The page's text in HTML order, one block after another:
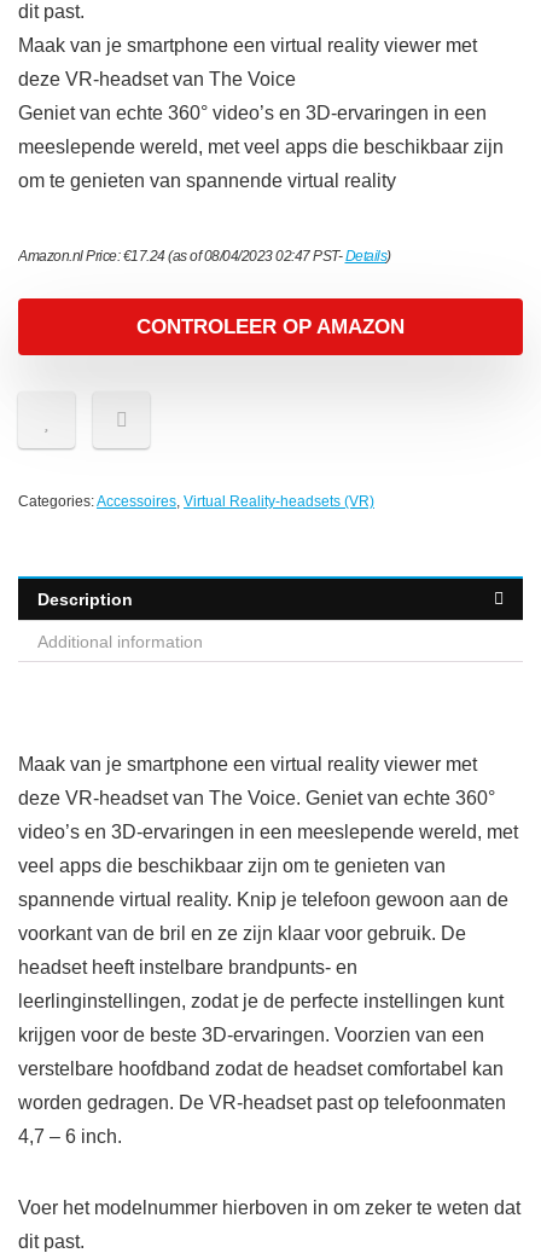
dit past.
Maak van je smartphone een virtual reality viewer met
deze VR-headset van The Voice
Geniet van echte 360° video’s en 3D-ervaringen in een
meeslepende wereld, met veel apps die beschikbaar zijn
om te genieten van spannende virtual reality
Amazon.nl Price:€17.24(as of 08/04/2023 02:47 PST-Details)
CONTROLEER OP AMAZON
Categories:Accessoires, Virtual Reality-headsets (VR)
Description
Additional information
Maak van je smartphone een virtual reality viewer met
deze VR-headset van The Voice. Geniet van echte 360°
video’s en 3D-ervaringen in een meeslepende wereld, met
veel apps die beschikbaar zijn om te genieten van
spannende virtual reality. Knip je telefoon gewoon aan de
voorkant van de bril en ze zijn klaar voor gebruik. De
headset heeft instelbare brandpunts- en
leerlinginstellingen, zodat je de perfecte instellingen kunt
krijgen voor de beste 3D-ervaringen. Voorzien van een
verstelbare hoofdband zodat de headset comfortabel kan
worden gedragen. De VR-headset past op telefoonmaten
4,7 – 6 inch.
Voer het modelnummer hierboven in om zeker te weten dat
dit past.